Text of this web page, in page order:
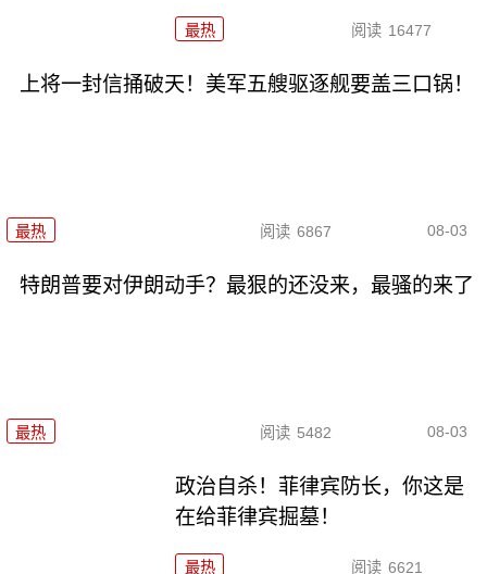
最热 阅读 16477
上将一封信捅破天！美军五艘驱逐舰要盖三口锅！
最热 阅读 6867 08-03
特朗普要对伊朗动手？最狠的还没来，最骚的来了
最热 阅读 5482 08-03
政治自杀！菲律宾防长，你这是
在给菲律宾掘墓！
最热 阅读 6621